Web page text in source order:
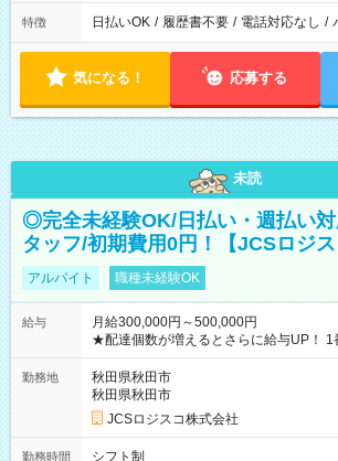
特徴 日払いOK / 履歴書不要 / 電話対応なし /
気になる！ 応募する
未読
◎完全未経験OK/日払い・週払い
タッフ/初期費用0円！【JCSロジス
アルバイト 職種未経験OK
給与
月給300,000円～500,000円
★配達個数が増えるとさらに給与UP！ 1
ど！ ・主要都市エリア 月収55万円／週5日稼働 月収65万~112
万円／週6日稼働 ・地方郊外エリア 月収40万円／週5日稼働 月
収40万円~50万円／週6日稼働 ＜モデルイメージ＞ ■月収50万
円 (27歳男性/江東区在住)※元建築関係 1
(日休み) ■月収80万円(43歳男性/墨田区在住)※元営業 1日200個
勤務地
秋田県秋田市
秋田県秋田市
JCSロジスコ株式会社
勤務時間
シフト制